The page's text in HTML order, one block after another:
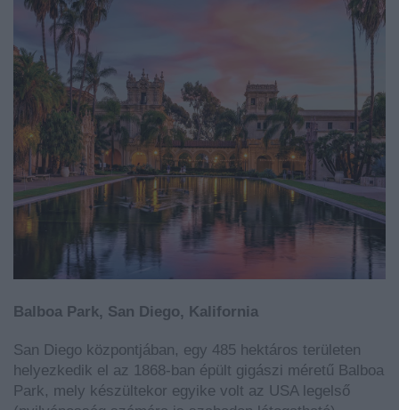
Balboa Park, San Diego, Kalifornia
San Diego központjában, egy 485 hektáros területen
helyezkedik el az 1868-ban épült gigászi méretű Balboa
Park, mely készültekor egyike volt az USA legelső